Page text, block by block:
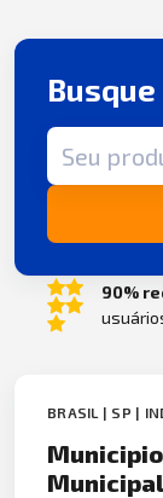
Termo de
90%
BRASIL | SP |